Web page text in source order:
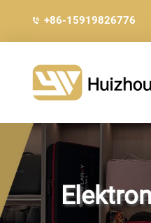
+86-15919826776